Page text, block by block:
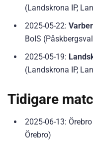
(Landskrona IP,
2025-05-22:
BoIS
2025-05-19:
(Landskrona IP,
Tidigare
2025-06-13:
Örebro)